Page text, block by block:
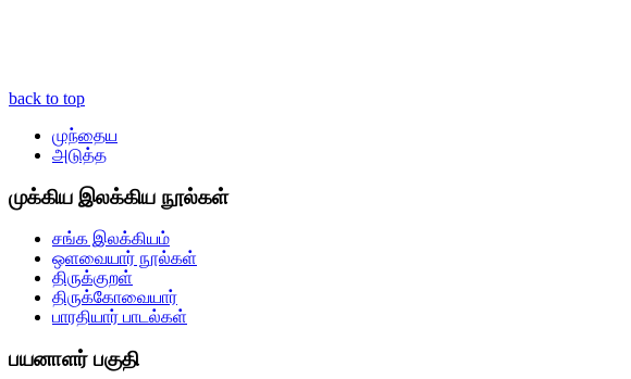
back to top
முந்தைய
அடுத்த
முக்கிய இலக்கிய நூல்கள்
சங்க இலக்கியம்
ஒளவையார் நூல்கள்
திருக்குறள்
திருக்கோவையார்
பாரதியார் பாடல்கள்
பயனாளர் பகுதி